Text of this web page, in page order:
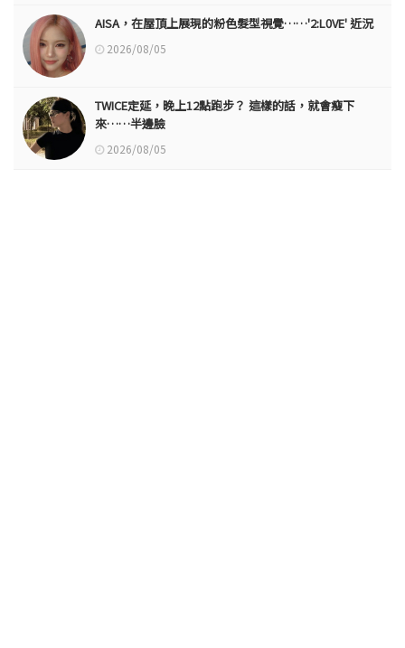
AISA，在屋頂上展現的粉色髮型視覺……'2:L0VE' 近況
2026/08/05
TWICE定延，晚上12點跑步？ 這樣的話，就會瘦下
來……半邊臉
2026/08/05